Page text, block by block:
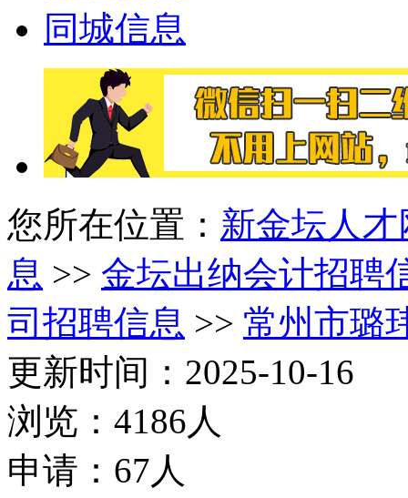
同城信息
您所在位置： 新金坛人才
息 >> 金坛出纳会计招聘
司招聘信息 >> 常州市璐
更新时间：2025-10-16
浏览：4186人
申请：67人